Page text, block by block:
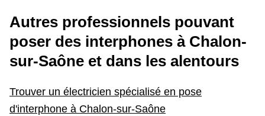
Autres professionnels pouvant
poser des interphones à Chalon-
sur-Saône et dans les alentours
Trouver un électricien spécialisé en pose
d'interphone à Chalon-sur-Saône